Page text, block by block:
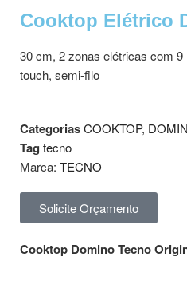
Cooktop Elétrico
30 cm, 2 zonas elétricas com
touch, semi-filo
CategoriasCOOKTOP,
Tag tecno
Marca: TECNO
Solicite Orçamento
Cooktop Domino Tecno